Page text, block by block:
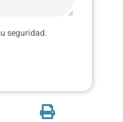
seguridad.